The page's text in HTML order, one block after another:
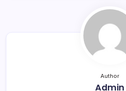
Author
Admin